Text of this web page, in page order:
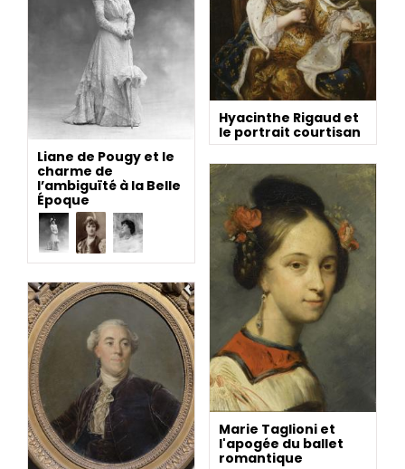
Hyacinthe Rigaud et
le portrait courtisan
Liane de Pougy et le
charme de
l’ambiguïté à la Belle
Époque
Marie Taglioni et
l'apogée du ballet
romantique